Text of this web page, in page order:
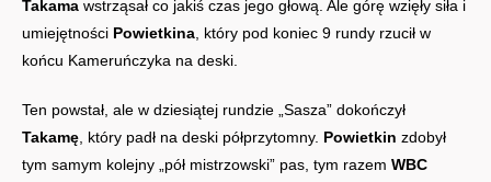
Takama wstrząsał co jakiś czas jego głową. Ale górę wzięły siła i
umiejętności Powietkina , który pod koniec 9 rundy rzucił w
końcu Kameruńczyka na deski.
Ten powstał, ale w dziesiątej rundzie „Sasza” dokończył
Takamę , który padł na deski półprzytomny. Powietkin zdobył
tym samym kolejny „pół mistrzowski” pas, tym razem WBC